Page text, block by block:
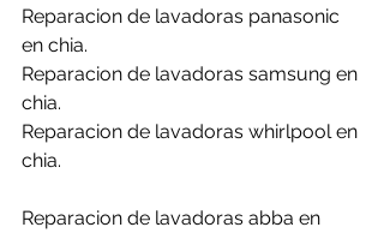
Reparacion de lavadoras panasonic
en chia.
Reparacion de lavadoras samsung en
chia.
Reparacion de lavadoras whirlpool en
chia.
Reparacion de lavadoras abba en